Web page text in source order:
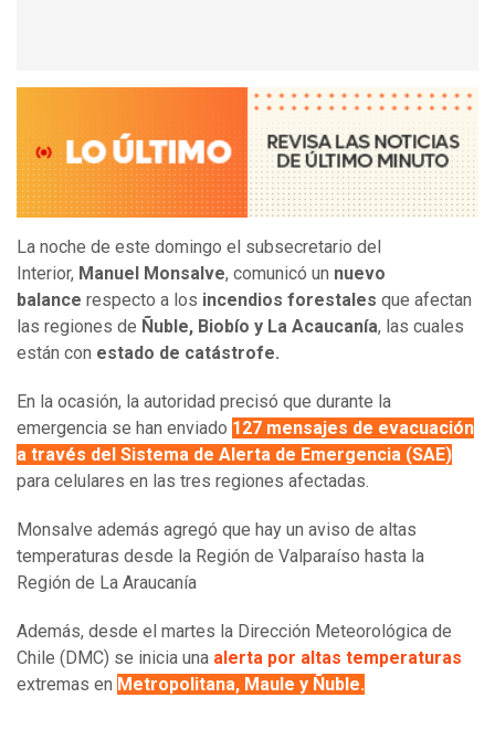
La noche de este domingo el subsecretario del
Interior, Manuel Monsalve, comunicó un nuevo
balance respecto a los incendios forestales que afectan
las regiones de Ñuble, Biobío y La Acaucanía, las cuales
están con estado de catástrofe.
En la ocasión, la autoridad precisó que durante la
emergencia se han enviado 127 mensajes de evacuación
a través del Sistema de Alerta de Emergencia (SAE)
para celulares en las tres regiones afectadas.
Monsalve además agregó que hay un aviso de altas
temperaturas desde la Región de Valparaíso hasta la
Región de La Araucanía
Además, desde el martes la Dirección Meteorológica de
Chile (DMC) se inicia una alerta por altas temperaturas
extremas en Metropolitana, Maule y Ñuble.